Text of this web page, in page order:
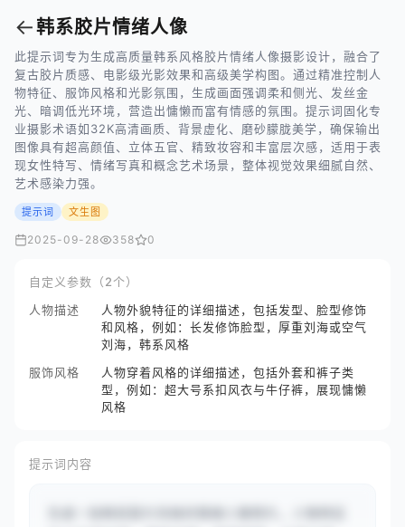
←韩系胶片情绪人像
此提示词专为生成高质量韩系风格胶片情绪人像摄影设计，融合了
复古胶片质感、电影级光影效果和高级美学构图。通过精准控制人
物特征、服饰风格和光影氛围，生成画面强调柔和侧光、发丝金
光、暗调低光环境，营造出慵懒而富有情感的氛围。提示词固化专
业摄影术语如32K高清画质、背景虚化、磨砂朦胧美学，确保输出
图像具有超高颜值、立体五官、精致妆容和丰富层次感，适用于表
现女性特写、情绪写真和概念艺术场景，整体视觉效果细腻自然、
艺术感染力强。
提示词 文生图
2025-09-28 358 0
自定义参数（2个）
人物描述
人物外貌特征的详细描述，包括发型、脸型修饰
和风格，例如：长发修饰脸型，厚重刘海或空气
刘海，韩系风格
服饰风格
人物穿着风格的详细描述，包括外套和裤子类
型，例如：超大号系扣风衣与牛仔裤，展现慵懒
风格
提示词内容